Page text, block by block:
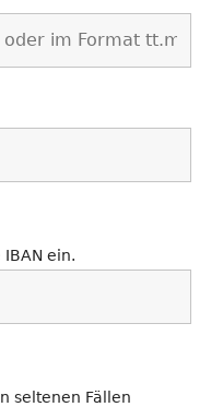
ein.
seltenen Fällen